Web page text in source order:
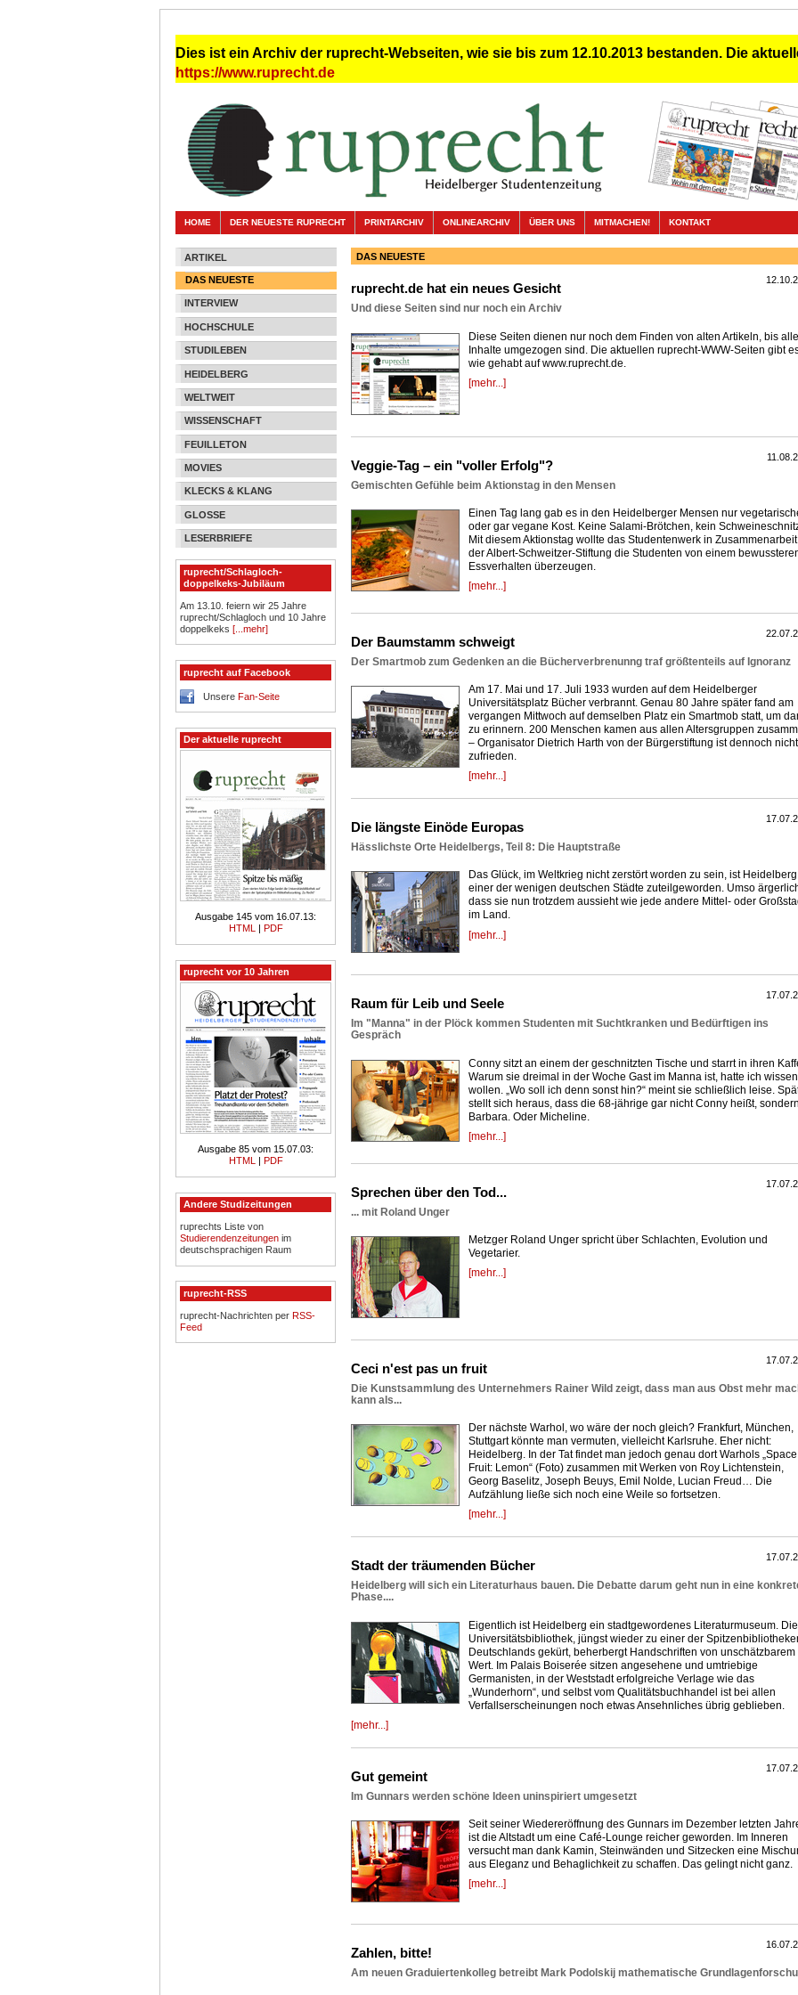
Dies ist ein Archiv der ruprecht-Webseiten, wie sie bis zum 12.10.2013 bestanden. Die
https://www.ruprecht.de
HOME DER NEUESTE RUPRECHT PRINTARCHIV ONLINEARCHIV ÜBER UNS MITMACHEN! KONTAKT
ARTIKEL
DAS NEUESTE
INTERVIEW
HOCHSCHULE
STUDILEBEN
HEIDELBERG
WELTWEIT
WISSENSCHAFT
FEUILLETON
MOVIES
KLECKS & KLANG
GLOSSE
LESERBRIEFE
ruprecht/Schlagloch-
doppelkeks-Jubiläum
Am 13.10. feiern wir 25 Jahre
ruprecht/Schlagloch und 10 Jahre
doppelkeks[...mehr]
ruprecht auf Facebook
UnsereFan-Seite
Der aktuelle ruprecht
Ausgabe 145 vom 16.07.13:
HTML
| PDF
ruprecht vor 10 Jahren
Ausgabe 85 vom 15.07.03:
HTML
| PDF
Andere Studizeitungen
ruprechts Liste von
Studierendenzeitungen im
deutschsprachigen Raum
ruprecht-RSS
ruprecht-Nachrichten perRSS-
Feed
DAS NEUESTE
ruprecht.de hat ein neues Gesicht
Und diese Seiten sind nur noch ein Archiv
Diese Seiten dienen nur noch dem Finden von alten Artikeln, bis alle
Inhalte umgezogen sind. Die aktuellen ruprecht-WWW-Seiten gibt
wie gehabt aufwww.ruprecht.de.
[mehr...]
Veggie-Tag – ein "voller Erfolg"?
Gemischten Gefühle beim Aktionstag in den Mensen
Einen Tag lang gab es in den Heidelberger Mensen nur
oder gar vegane Kost. Keine Salami-Brötchen, kein
Mit diesem Aktionstag wollte das Studentenwerk in
der Albert-Schweitzer-Stiftung die Studenten von einem
Essverhalten überzeugen.
[mehr...]
Der Baumstamm schweigt
Der Smartmob zum Gedenken an die Bücherverbrenunng traf größtenteils auf Ignoranz
Am 17. Mai und 17. Juli 1933 wurden auf dem Heidelberger
Universitätsplatz Bücher verbrannt. Genau 80 Jahre später fand am
vergangen Mittwoch auf demselben Platz ein Smartmob statt, um
zu erinnern. 200 Menschen kamen aus allen Altersgruppen
– Organisator Dietrich Harth von der Bürgerstiftung ist dennoch nicht
zufrieden.
[mehr...]
Die längste Einöde Europas
Hässlichste Orte Heidelbergs, Teil 8: Die Hauptstraße
Das Glück, im Weltkrieg nicht zerstört worden zu sein, ist
einer der wenigen deutschen Städte zuteilgeworden. Umso
dass sie nun trotzdem aussieht wie jede andere Mittel- oder
im Land.
[mehr...]
Raum für Leib und Seele
Im "Manna" in der Plöck kommen Studenten mit Suchtkranken und Bedürftigen ins
Gespräch
Conny sitzt an einem der geschnitzten Tische und starrt in ihren
Warum sie dreimal in der Woche Gast im Manna ist, hatte ich wissen
wollen. „Wo soll ich denn sonst hin?“ meint sie schließlich leise.
stellt sich heraus, dass die 68-jährige gar nicht Conny heißt, sondern
Barbara. Oder Micheline.
[mehr...]
Sprechen über den Tod...
... mit Roland Unger
Metzger Roland Unger spricht über Schlachten, Evolution und
Vegetarier.
[mehr...]
Ceci n'est pas un fruit
Die Kunstsammlung des Unternehmers Rainer Wild zeigt, dass man aus Obst mehr
kann als...
Der nächste Warhol, wo wäre der noch gleich? Frankfurt, München,
Stuttgart könnte man vermuten, vielleicht Karlsruhe. Eher nicht:
Heidelberg. In der Tat findet man jedoch genau dort Warhols „Space
Fruit: Lemon“ (Foto) zusammen mit Werken von Roy Lichtenstein,
Georg Baselitz, Joseph Beuys, Emil Nolde, Lucian Freud… Die
Aufzählung ließe sich noch eine Weile so fortsetzen.
[mehr...]
Stadt der träumenden Bücher
Heidelberg will sich ein Literaturhaus bauen. Die Debatte darum geht nun in eine
Phase....
Eigentlich ist Heidelberg ein stadtgewordenes Literaturmuseum. Die
Universitätsbibliothek, jüngst wieder zu einer der
Deutschlands gekürt, beherbergt Handschriften von unschätzbarem
Wert. Im Palais Boiserée sitzen angesehene und umtriebige
Germanisten, in der Weststadt erfolgreiche Verlage wie das
„Wunderhorn“, und selbst vom Qualitätsbuchhandel ist bei allen
Verfallserscheinungen noch etwas Ansehnliches übrig geblieben.
[mehr...]
Gut gemeint
Im Gunnars werden schöne Ideen uninspiriert umgesetzt
Seit seiner Wiedereröffnung des Gunnars im Dezember letzten
ist die Altstadt um eine Café-Lounge reicher geworden. Im Inneren
versucht man dank Kamin, Steinwänden und Sitzecken eine
aus Eleganz und Behaglichkeit zu schaffen. Das gelingt nicht ganz.
[mehr...]
Zahlen, bitte!
Am neuen Graduiertenkolleg betreibt Mark Podolskij mathematische